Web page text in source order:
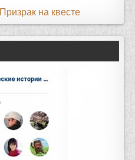
Призрак на квесте